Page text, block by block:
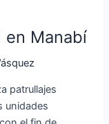
en Manabí
patrullajes
unidades